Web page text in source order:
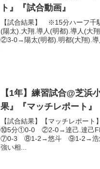
ト』『試合動画』
【試合結果】 ※15分ハーフ千
(陽太).大翔.導人(明都).導人(
②3-0→陽太(明都).明都(大翔).
【1年】練習試合@芝浜
果』『マッチレポート』
【試合結果】【マッチレポ
⑩5分①0-0 ②2-0→達己.達
⑦0-3 ⑧1-2→悠斗 ⑨1-2→浩
強い相...